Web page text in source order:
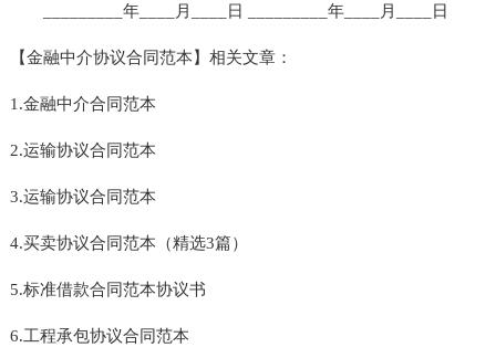
_________年____月____日 _________年____月____日
【金融中介协议合同范本】相关文章：
1.金融中介合同范本
2.运输协议合同范本
3.运输协议合同范本
4.买卖协议合同范本（精选3篇）
5.标准借款合同范本协议书
6.工程承包协议合同范本